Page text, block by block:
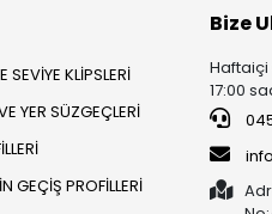
SEVİYE KLİPSLERİ
YER SÜZGEÇLERİ
GEÇİŞ PROFİLLERİ
Bize
Haftaiçi
17:00